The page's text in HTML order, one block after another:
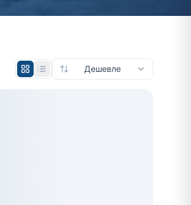
Дешевле